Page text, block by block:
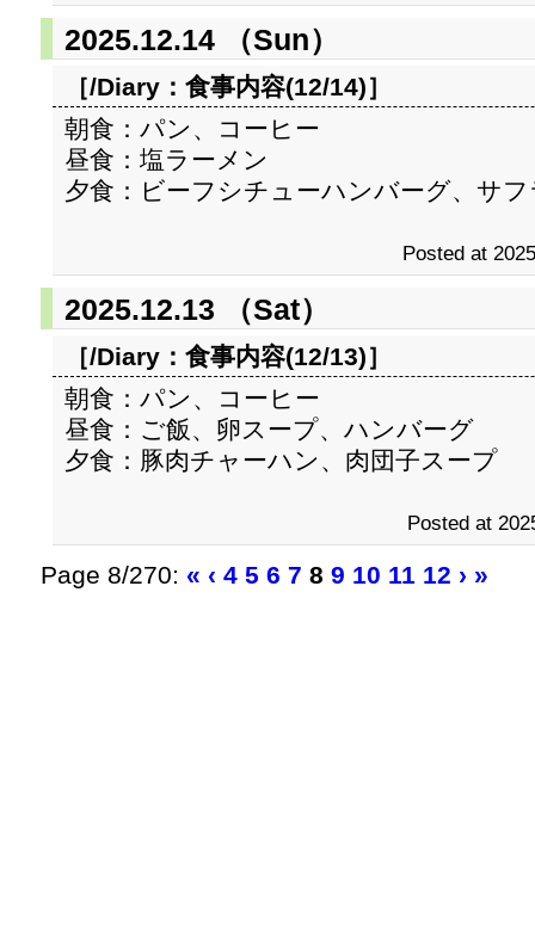
2025.12.14 （Sun）
［/Diary： 食事内容(12/14)］
朝食：パン、コーヒー
昼食：塩ラーメン
夕食：ビーフシチューハンバーグ、サ
Posted at
2025.12.13 （Sat）
［/Diary： 食事内容(12/13)］
朝食：パン、コーヒー
昼食：ご飯、卵スープ、ハンバーグ
夕食：豚肉チャーハン、肉団子スープ
Posted at
Page 8/270: « ‹ 4 5 6 7 8 9 10 11 12 › »